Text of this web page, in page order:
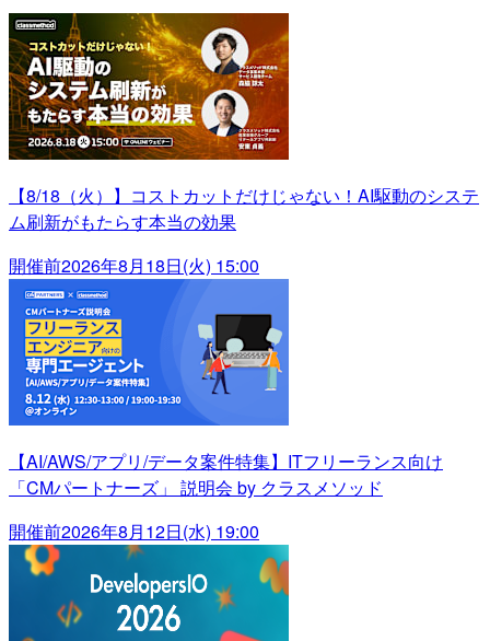
【8/18（火）】コストカットだけじゃない！AI駆動のシステ
ム刷新がもたらす本当の効果
開催前2026年8月18日(火) 15:00
【AI/AWS/アプリ/データ案件特集】ITフリーランス向け
「CMパートナーズ」 説明会 by クラスメソッド
開催前2026年8月12日(水) 19:00